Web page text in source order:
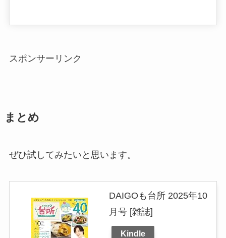
スポンサーリンク
まとめ
ぜひ試してみたいと思います。
DAIGOも台所 2025年10
月号 [雑誌]
Kindle